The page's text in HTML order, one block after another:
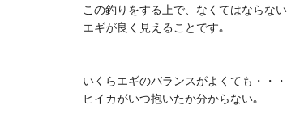
この釣りをする上で、なくてはならな
エギが良く見えることです｡
いくらエギのバランスがよくても・・・
ヒイカがいつ抱いたか分からない｡